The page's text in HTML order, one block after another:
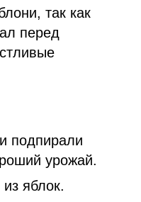
так как
перед
подпирали
урожай.
яблок.